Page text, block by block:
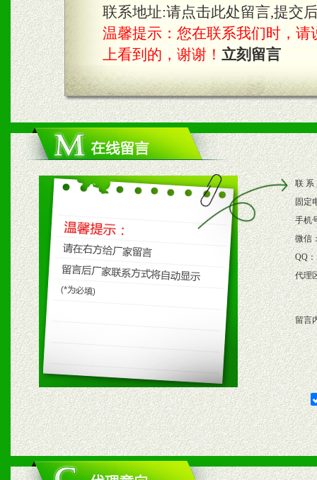
3、根据地方实际情况提供
具。
四、市场操作及支持
1、根据区域市场协助制定
2、根据具体情况公司给予
3、根据市场需要，派驻区
保产品顺利销售。
4、根据市场情况公司给予
购支持。
五、退换货制度
1、给予前期市场操作一定
2、对于临期，滞销品给予
六、服务优势
联系地址:请点击此处留言,提交
温馨提示：您在联系我们时，请
上看到的，谢谢！ 立刻留言
联 系
固定
手机
微信
QQ：
代理
留言